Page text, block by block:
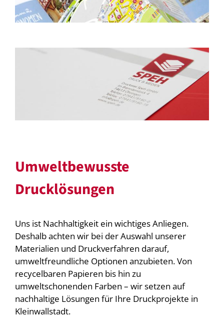
Umweltbewusste
Drucklösungen
Uns ist Nachhaltigkeit ein wichtiges Anliegen.
Deshalb achten wir bei der Auswahl unserer
Materialien und Druckverfahren darauf,
umweltfreundliche Optionen anzubieten. Von
recycelbaren Papieren bis hin zu
umweltschonenden Farben – wir setzen auf
nachhaltige Lösungen für Ihre Druckprojekte in
Kleinwallstadt.